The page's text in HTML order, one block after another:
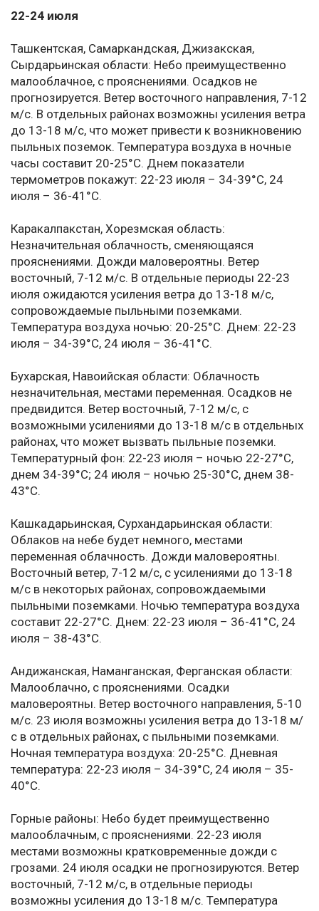
22-24 июля
Ташкентская, Самаркандская, Джизакская,
Сырдарьинская области: Небо преимущественно
малооблачное, с прояснениями. Осадков не
прогнозируется. Ветер восточного направления, 7-12
м/с. В отдельных районах возможны усиления ветра
до 13-18 м/с, что может привести к возникновению
пыльных поземок. Температура воздуха в ночные
часы составит 20-25°C. Днем показатели
термометров покажут: 22-23 июля – 34-39°C, 24
июля – 36-41°C.
Каракалпакстан, Хорезмская область:
Незначительная облачность, сменяющаяся
прояснениями. Дожди маловероятны. Ветер
восточный, 7-12 м/с. В отдельные периоды 22-23
июля ожидаются усиления ветра до 13-18 м/с,
сопровождаемые пыльными поземками.
Температура воздуха ночью: 20-25°C. Днем: 22-23
июля – 34-39°C, 24 июля – 36-41°C.
Бухарская, Навоийская области: Облачность
незначительная, местами переменная. Осадков не
предвидится. Ветер восточный, 7-12 м/с, с
возможными усилениями до 13-18 м/с в отдельных
районах, что может вызвать пыльные поземки.
Температурный фон: 22-23 июля – ночью 22-27°C,
днем 34-39°C; 24 июля – ночью 25-30°C, днем 38-
43°C.
Кашкадарьинская, Сурхандарьинская области:
Облаков на небе будет немного, местами
переменная облачность. Дожди маловероятны.
Восточный ветер, 7-12 м/с, с усилениями до 13-18
м/с в некоторых районах, сопровождаемыми
пыльными поземками. Ночью температура воздуха
составит 22-27°C. Днем: 22-23 июля – 36-41°C, 24
июля – 38-43°C.
Андижанская, Наманганская, Ферганская области:
Малооблачно, с прояснениями. Осадки
маловероятны. Ветер восточного направления, 5-10
м/с. 23 июля возможны усиления ветра до 13-18 м/
с в отдельных районах, с пыльными поземками.
Ночная температура воздуха: 20-25°C. Дневная
температура: 22-23 июля – 34-39°C, 24 июля – 35-
40°C.
Горные районы: Небо будет преимущественно
малооблачным, с прояснениями. 22-23 июля
местами возможны кратковременные дожди с
грозами. 24 июля осадки не прогнозируются. Ветер
восточный, 7-12 м/с, в отдельные периоды
возможны усиления до 13-18 м/с. Температура